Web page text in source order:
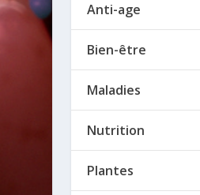
Anti-age
Bien-être
Maladies
Nutrition
Plantes